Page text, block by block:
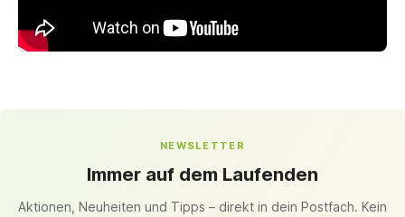
NEWSLETTER
Immer auf dem Laufenden
Aktionen, Neuheiten und Tipps – direkt in dein Postfach. Kein